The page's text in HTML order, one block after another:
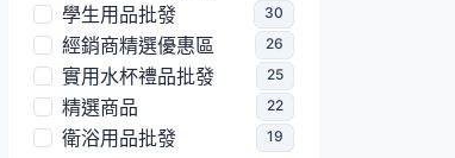
學生用品批發 30
經銷商精選優惠區 26
實用水杯禮品批發 25
精選商品 22
衛浴用品批發 19
整理包鞋子袋